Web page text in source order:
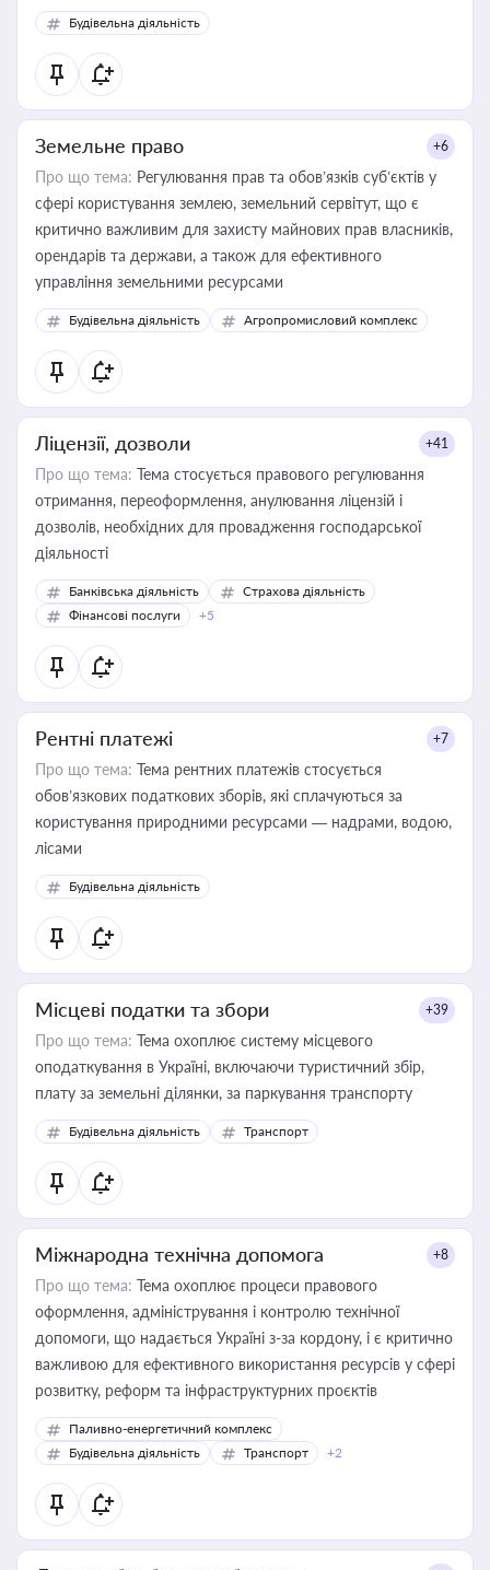
Будівельна діяльність
Земельне право +6
Про що тема: Регулювання прав та обов’язків суб’єктів у
сфері користування землею, земельний сервітут, що є
критично важливим для захисту майнових прав власників,
орендарів та держави, а також для ефективного
управління земельними ресурсами
Будівельна діяльність Агропромисловий комплекс
Ліцензії, дозволи +41
Про що тема: Тема стосується правового регулювання
отримання, переоформлення, анулювання ліцензій і
дозволів, необхідних для провадження господарської
діяльності
Банківська діяльність
Страхова діяльність
Фінансові послуги
+5
Рентні платежі +7
Про що тема: Тема рентних платежів стосується
обов’язкових податкових зборів, які сплачуються за
користування природними ресурсами — надрами, водою,
лісами
Будівельна діяльність
Місцеві податки та збори +39
Про що тема: Тема охоплює систему місцевого
оподаткування в Україні, включаючи туристичний збір,
плату за земельні ділянки, за паркування транспорту
Будівельна діяльність Транспорт
Міжнародна технічна допомога +8
Про що тема: Тема охоплює процеси правового
оформлення, адміністрування і контролю технічної
допомоги, що надається Україні з-за кордону, і є критично
важливою для ефективного використання ресурсів у сфері
розвитку, реформ та інфраструктурних проєктів
Паливно-енергетичний комплекс
Будівельна діяльність
Транспорт +2